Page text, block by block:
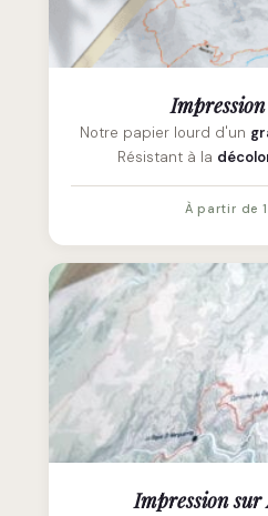
Notre papier lourd d'un
Résistant à la
À partir de
Impression